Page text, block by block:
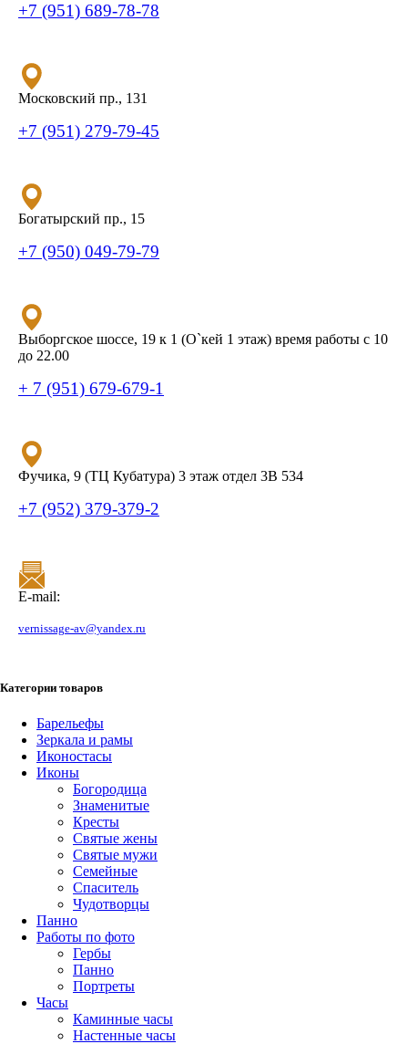
+7 (951) 689-78-78
Московский пр., 131
+7 (951) 279-79-45
Богатырский пр., 15
+7 (950) 049-79-79
Выборгское шоссе, 19 к 1 (О`кей 1 этаж) время работы с 10
до 22.00
+ 7 (951) 679-679-1
Фучика, 9 (ТЦ Кубатура) 3 этаж отдел 3В 534
+7 (952) 379-379-2
E-mail:
vernissage-av@yandex.ru
Категории товаров
Барельефы
Зеркала и рамы
Иконостасы
Иконы
Богородица
Знаменитые
Кресты
Святые жены
Святые мужи
Семейные
Спаситель
Чудотворцы
Панно
Работы по фото
Гербы
Панно
Портреты
Часы
Каминные часы
Настенные часы